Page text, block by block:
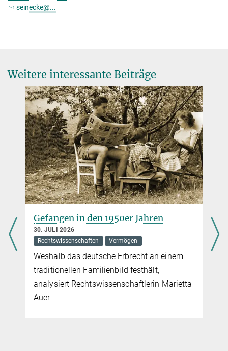
seinecke@...
Weitere interessante Beiträge
Gefangen in den 1950er Jahren
30. JULI 2026
Rechtswissenschaften
Vermögen
Weshalb das deutsche Erbrecht an einem
traditionellen Familienbild festhält,
analysiert Rechtswissenschaftlerin Marietta
Auer